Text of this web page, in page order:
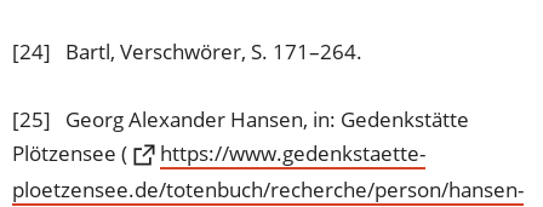
[24] Bartl, Verschwörer, S. 171–264.
[25] Georg Alexander Hansen, in: Gedenkstätte
Plötzensee (
https://www.gedenkstaette-
ploetzensee.de/totenbuch/recherche/person/hansen-